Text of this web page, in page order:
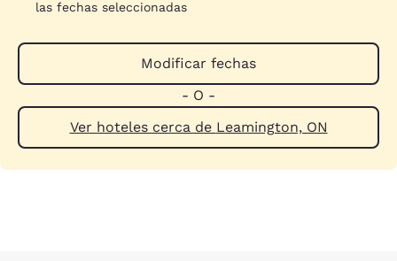
las fechas seleccionadas
Modificar fechas
- O -
Ver hoteles cerca de Leamington, ON